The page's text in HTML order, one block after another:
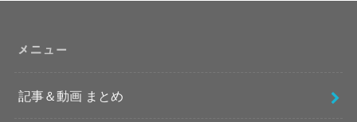
メニュー
記事＆動画 まとめ